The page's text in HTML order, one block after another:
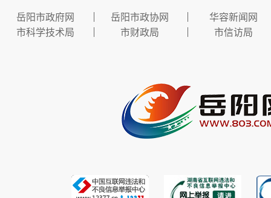
岳阳市政府网 岳阳市政协网
华容新闻网
市科学技术局
市财政局 市信访局